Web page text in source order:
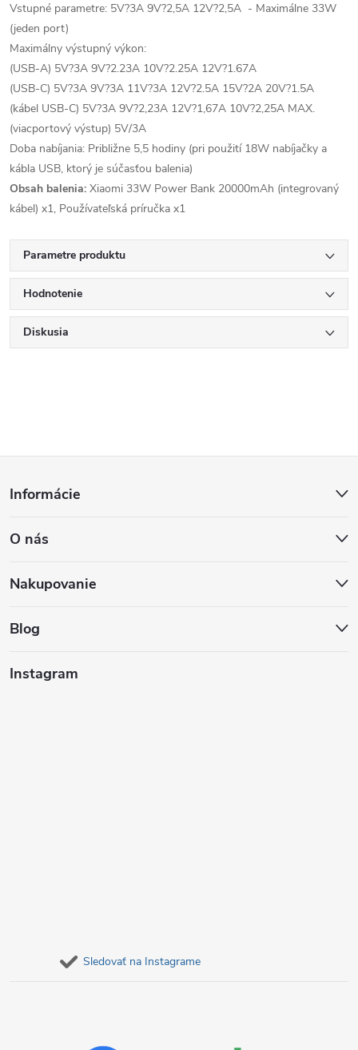
Vstupné parametre: 5V?3A 9V?2,5A 12V?2,5A - Maximálne 33W
(jeden port)
Maximálny výstupný výkon:
(USB-A) 5V?3A 9V?2.23A 10V?2.25A 12V?1.67A
(USB-C) 5V?3A 9V?3A 11V?3A 12V?2.5A 15V?2A 20V?1.5A
(kábel USB-C) 5V?3A 9V?2,23A 12V?1,67A 10V?2,25A MAX.
(viacportový výstup) 5V/3A
Doba nabíjania: Približne 5,5 hodiny (pri použití 18W nabíjačky a
kábla USB, ktorý je súčasťou balenia)
Obsah balenia: Xiaomi 33W Power Bank 20000mAh (integrovaný
kábel) x1, Používateľská príručka x1
Parametre produktu
Hodnotenie
Diskusia
p
ä
Informácie
O nás
Nakupovanie
Blog
Instagram
Sledovať na Instagrame